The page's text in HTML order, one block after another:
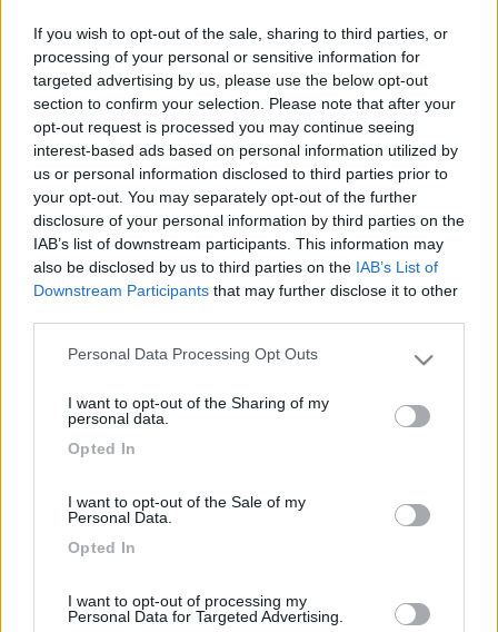
If you wish to opt-out of the sale, sharing to third parties, or
processing of your personal or sensitive information for
targeted advertising by us, please use the below opt-out
section to confirm your selection. Please note that after your
opt-out request is processed you may continue seeing
interest-based ads based on personal information utilized by
us or personal information disclosed to third parties prior to
your opt-out. You may separately opt-out of the further
disclosure of your personal information by third parties on the
IAB’s list of downstream participants. This information may
also be disclosed by us to third parties on the IAB’s List of
Downstream Participants that may further disclose it to other
Please note that this website/app uses one or more Google
not limited to your visit or usage behaviour. You may click to
use your data for below specified purposes in below Google
Personal Data Processing Opt Outs
I want to opt-out of the Sharing of my
personal data.
Opted In
I want to opt-out of the Sale of my
Personal Data.
Opted In
I want to opt-out of processing my
Personal Data for Targeted Advertising.
Inserito il25/02/2021 15:59:38
In risposta al messaggio di impiegatodelvolante del25/02/2021
15:06:01
no, in giro c'è troppa gente che , senza dare info a riguardo, pretende che
la gente abbia la sfera di cristallo e gli risolva i problemi
E pensare che mi ritengo strano
Ezio Servo per Amikeco by IPA "Viaggio per vedere non per